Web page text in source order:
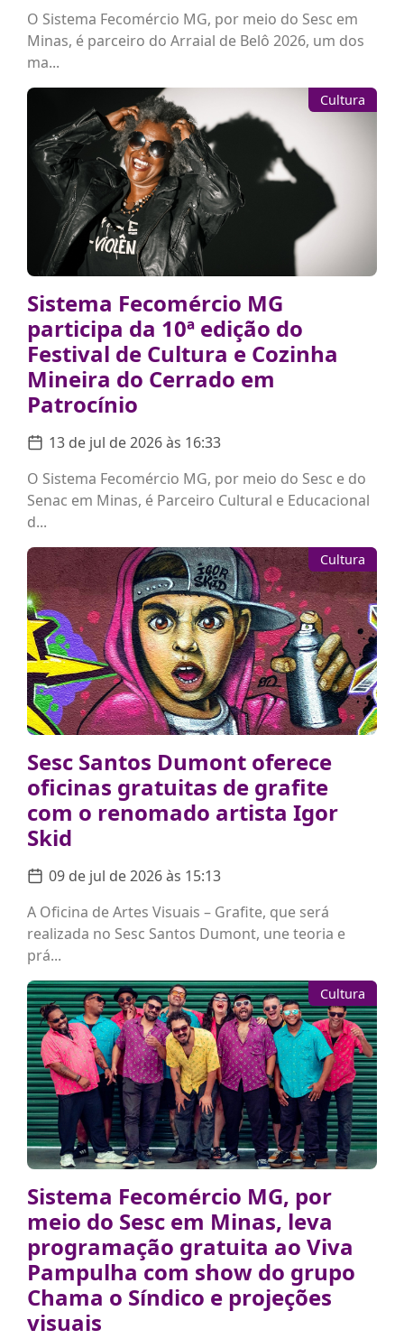
O Sistema Fecomércio MG, por meio do Sesc em
Minas, é parceiro do Arraial de Belô 2026, um dos
ma...
Cultura
Sistema Fecomércio MG
participa da 10ª edição do
Festival de Cultura e Cozinha
Mineira do Cerrado em
Patrocínio
13 de jul de 2026 às 16:33
O Sistema Fecomércio MG, por meio do Sesc e do
Senac em Minas, é Parceiro Cultural e Educacional
d...
Cultura
Sesc Santos Dumont oferece
oficinas gratuitas de grafite
com o renomado artista Igor
Skid
09 de jul de 2026 às 15:13
A Oficina de Artes Visuais – Grafite, que será
realizada no Sesc Santos Dumont, une teoria e
prá...
Cultura
Sistema Fecomércio MG, por
meio do Sesc em Minas, leva
programação gratuita ao Viva
Pampulha com show do grupo
Chama o Síndico e projeções
visuais